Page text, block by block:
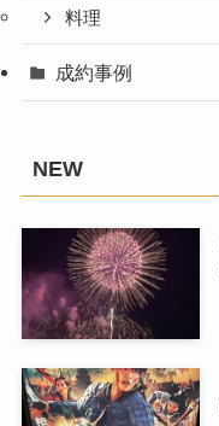
料理
成約事例
NEW